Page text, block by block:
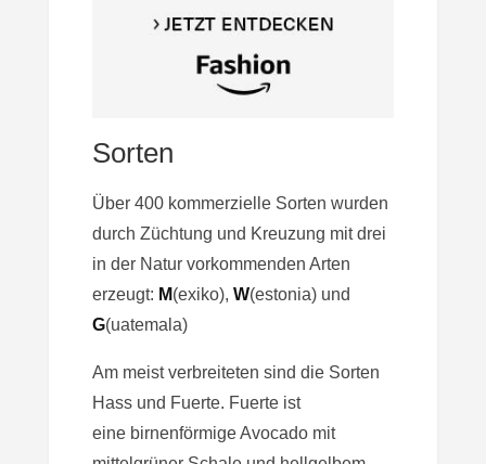
Sorten
Über 400 kommerzielle Sorten wurden
durch Züchtung und Kreuzung mit drei
in der Natur vorkommenden Arten
erzeugt: M(exiko), W(estonia) und
G(uatemala)
Am meist verbreiteten sind die Sorten
Hass und Fuerte. Fuerte ist
eine birnenförmige Avocado mit